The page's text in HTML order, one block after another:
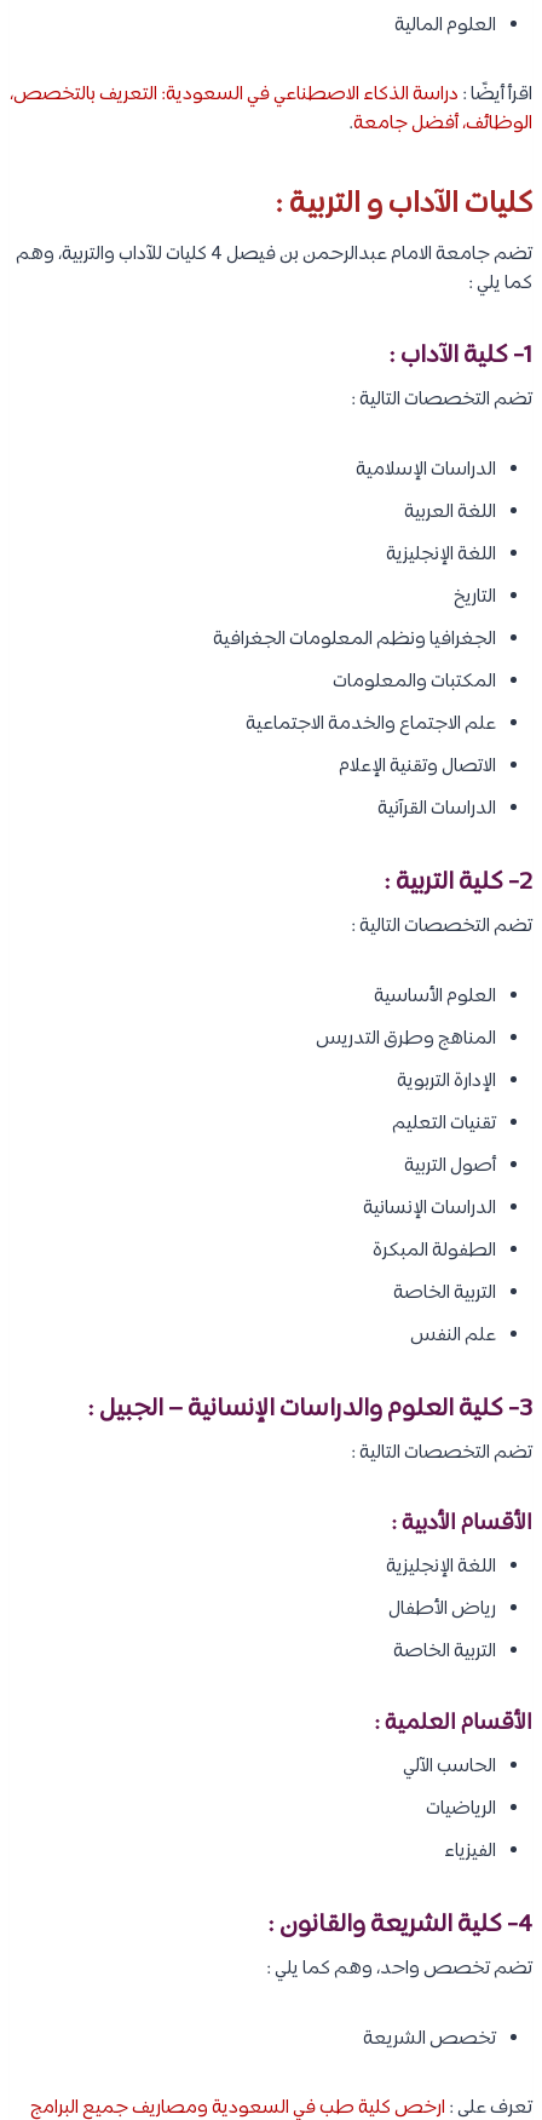
العلوم المالية
اقرأ أيضًا : دراسة الذكاء الاصطناعي في السعودية: التعريف بالتخصص،
الوظائف، أفضل جامعة.
كليات الآداب و التربية :
تضم جامعة الامام عبدالرحمن بن فيصل 4 كليات للآداب والتربية، وهم
كما يلي :
1- كلية الآداب :
تضم التخصصات التالية :
الدراسات الإسلامية
اللغة العربية
اللغة الإنجليزية
التاريخ
الجغرافيا ونظم المعلومات الجغرافية
المكتبات والمعلومات
علم الاجتماع والخدمة الاجتماعية
الاتصال وتقنية الإعلام
الدراسات القرآنية
2- كلية التربية :
تضم التخصصات التالية :
العلوم الأساسية
المناهج وطرق التدريس
الإدارة التربوية
تقنيات التعليم
أصول التربية
الدراسات الإنسانية
الطفولة المبكرة
التربية الخاصة
علم النفس
3- كلية العلوم والدراسات الإنسانية – الجبيل :
تضم التخصصات التالية :
الأقسام الأدبية :
اللغة الإنجليزية
رياض الأطفال
التربية الخاصة
الأقسام العلمية :
الحاسب الآلي
الرياضيات
الفيزياء
4- كلية الشريعة والقانون :
تضم تخصص واحد، وهم كما يلي :
تخصص الشريعة
تعرف على : ارخص كلية طب في السعودية ومصاريف جميع البرامج